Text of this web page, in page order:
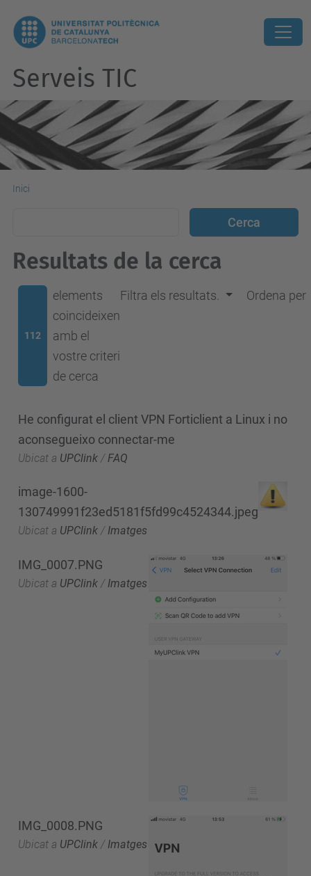
Serveis TIC
Inici
Resultats de la cerca
112
elements
coincideixen
amb el
vostre criteri
de cerca
Filtra els resultats. Ordena per
He configurat el client VPN Forticlient a Linux i no
aconsegueixo connectar-me
Ubicat a UPClink / FAQ
image-1600-
130749991f23ed5181f5fd99c4524344.jpeg
Ubicat a UPClink / Imatges
IMG_0007.PNG
Ubicat a UPClink / Imatges
IMG_0008.PNG
Ubicat a UPClink / Imatges